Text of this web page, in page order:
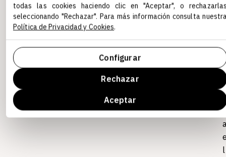
r
r
l
todas las cookies haciendo clic en "Aceptar", o
seleccionando "Rechazar". Para más información consulta
Política de Privacidad y Cookies.
Configurar
Rechazar
Aceptar